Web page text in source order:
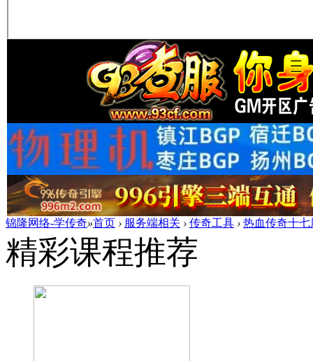
锦隆网络-学传奇»首页 › 服务端相关 › 传奇工具 › 热血传奇十
精彩课程推荐